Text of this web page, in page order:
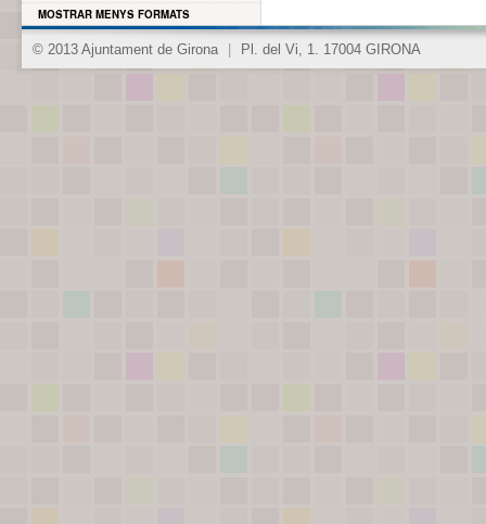
MOSTRAR MENYS FORMATS
© 2013 Ajuntament de Girona Pl. del Vi, 1. 17004 GIRONA